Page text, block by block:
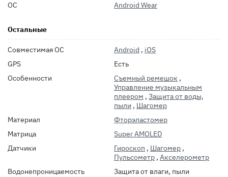
ОС Android Wear
Остальные
Совместимая ОС Android , iOS
GPS
Есть
Особенности
Съемный ремешок ,
Управление музыкальным
плеером , Защита от воды,
пыли , Шагомер
Материал
Фторэластомер
Матрица
Super AMOLED
Датчики
Гироскоп , Шагомер ,
Пульсометр , Акселерометр
Водонепроницаемость
Защита от влаги, пыли